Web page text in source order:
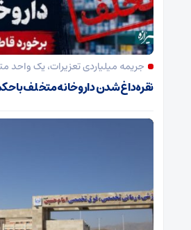
جریمه میلیاردی تعزیرات، یک واحد
نقره‌داغ شدن داروخانه متخلف با